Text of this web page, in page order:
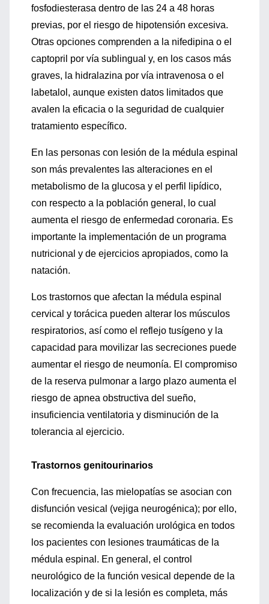
fosfodiesterasa dentro de las 24 a 48 horas
previas, por el riesgo de hipotensión excesiva.
Otras opciones comprenden a la nifedipina o el
captopril por vía sublingual y, en los casos más
graves, la hidralazina por vía intravenosa o el
labetalol, aunque existen datos limitados que
avalen la eficacia o la seguridad de cualquier
tratamiento específico.
En las personas con lesión de la médula espinal
son más prevalentes las alteraciones en el
metabolismo de la glucosa y el perfil lipídico,
con respecto a la población general, lo cual
aumenta el riesgo de enfermedad coronaria. Es
importante la implementación de un programa
nutricional y de ejercicios apropiados, como la
natación.
Los trastornos que afectan la médula espinal
cervical y torácica pueden alterar los músculos
respiratorios, así como el reflejo tusígeno y la
capacidad para movilizar las secreciones puede
aumentar el riesgo de neumonía. El compromiso
de la reserva pulmonar a largo plazo aumenta el
riesgo de apnea obstructiva del sueño,
insuficiencia ventilatoria y disminución de la
tolerancia al ejercicio.
Trastornos genitourinarios
Con frecuencia, las mielopatías se asocian con
disfunción vesical (vejiga neurogénica); por ello,
se recomienda la evaluación urológica en todos
los pacientes con lesiones traumáticas de la
médula espinal. En general, el control
neurológico de la función vesical depende de la
localización y de si la lesión es completa, más